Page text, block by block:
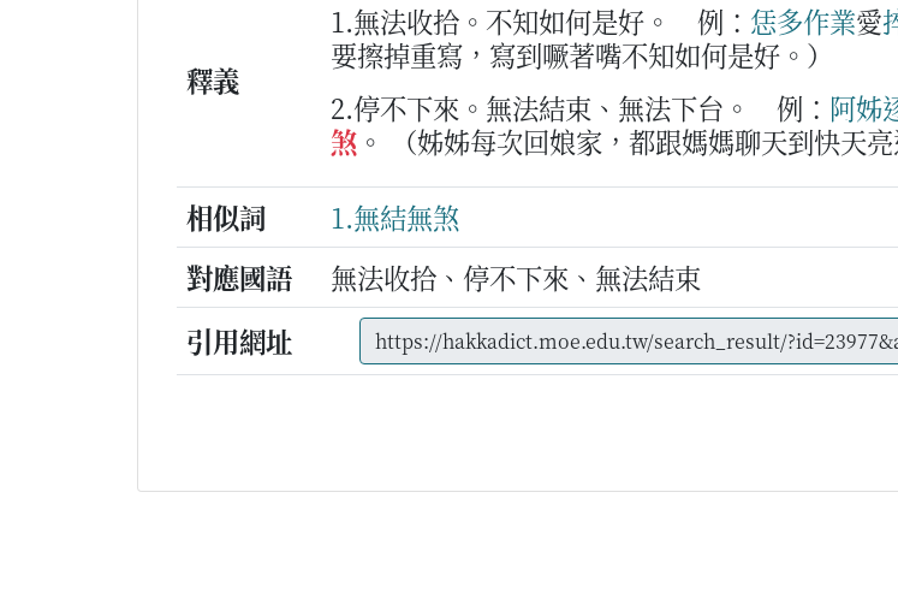
釋義
1.無法收拾。不知如何是好。 例： 恁多作業愛
要擦掉重寫，寫到噘著嘴不知如何是好。）
2.停不下來。無法結束、無法下台。
例： 阿姊
煞 。
（姊姊每次回娘家，都跟媽媽聊天到快天亮
相似詞
1.無結無煞
對應國語
無法收拾、停不下來、無法結束
引用網址